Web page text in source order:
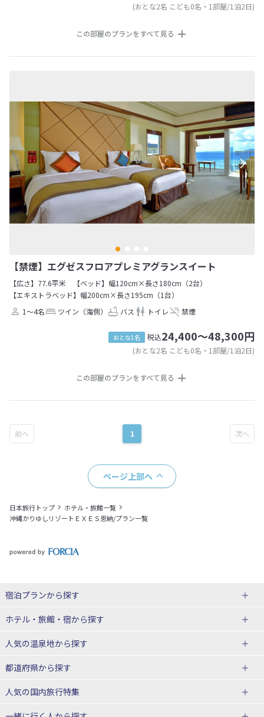
(おとな2名 こども0名・1部屋/1泊2日)
この部屋のプランをすべて見る
【禁煙】エグゼスフロアプレミアグランスイート
【広さ】77.6平米
【ベッド】幅120cm×長さ180cm（2台）
【エキストラベッド】幅200cm×長さ195cm（1台）
1～4名
ツイン（海側） バス トイレ 禁煙
おとな1名 税込24,400～48,300円
(おとな2名 こども0名・1部屋/1泊2日)
この部屋のプランをすべて見る
1
ページ上部へ
日本旅行トップ
ホテル・旅館一覧
沖縄かりゆしリゾートＥＸＥＳ恩納/プラン一覧
宿泊プランから探す
北海道
東北
青森県
宮城県
山形県
ホテル・旅館・宿から探す
北海道ホテル・旅館
青森県ホテル・旅館
宮城県ホテル・旅館
人気の温泉地から探す
北海道
湯の川温泉(北海道)
十勝川温泉(北海道)
都道府県から探す
人気の国内旅行特集